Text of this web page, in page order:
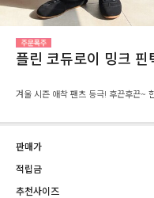
플린 코듀로이 밍크 핀
겨울 시즌 애착 팬츠 등극! 후끈후끈~
판매가
적립금
추천사이즈